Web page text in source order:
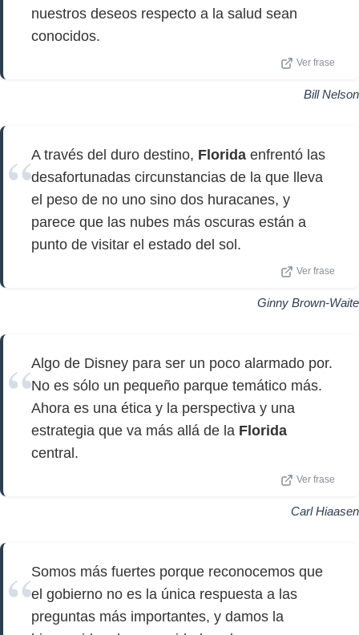
nuestros deseos respecto a la salud sean
conocidos.
Ver frase
Bill Nelson
A través del duro destino, Florida enfrentó las
desafortunadas circunstancias de la que lleva
el peso de no uno sino dos huracanes, y
parece que las nubes más oscuras están a
punto de visitar el estado del sol.
Ver frase
Ginny Brown-Waite
Algo de Disney para ser un poco alarmado por.
No es sólo un pequeño parque temático más.
Ahora es una ética y la perspectiva y una
estrategia que va más allá de la Florida
central.
Ver frase
Carl Hiaasen
Somos más fuertes porque reconocemos que
el gobierno no es la única respuesta a las
preguntas más importantes, y damos la